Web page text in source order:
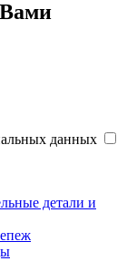
данных
детали и